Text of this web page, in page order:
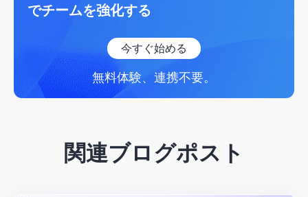
でチームを強化する
今すぐ始める
無料体験、連携不要。
関連ブログポスト